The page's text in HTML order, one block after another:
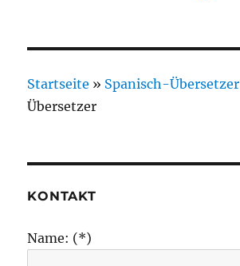
Startseite » Spanisch-Übersetzer
Übersetzer
KONTAKT
Name: (*)